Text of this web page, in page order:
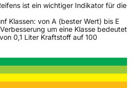
ist ein wichtiger Indikator für die
Klassen: von A (bester Wert) bis E
um eine Klasse bedeutet
0,1 Liter Kraftstoff auf 100